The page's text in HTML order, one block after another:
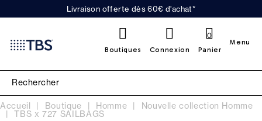
Livraison offerte dès 60€ d'achat*
Boutiques Connexion Panier
0
Menu
Accueil Boutique Homme Nouvelle collection Homme
TBS x 727 SAILBAGS